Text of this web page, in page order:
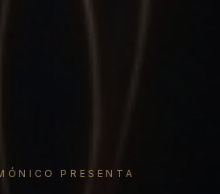
PRESENTA